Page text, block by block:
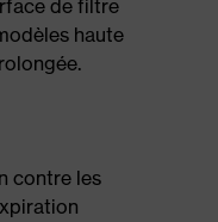
de filtre
haute
contre les